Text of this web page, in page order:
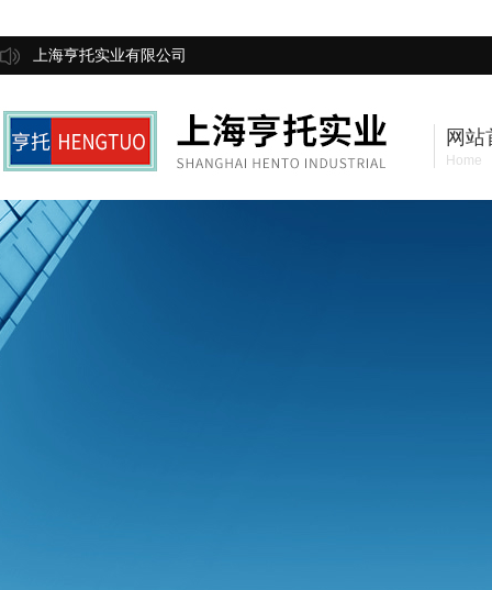
上海亨托实业有限公司
网站
Home